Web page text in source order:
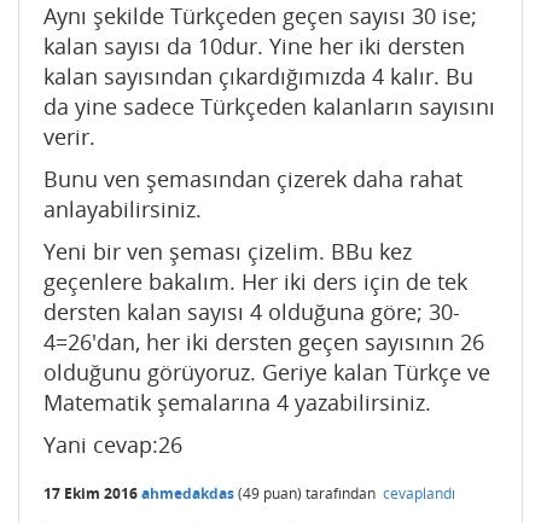
Aynı şekilde Türkçeden geçen sayısı 30 ise;
kalan sayısı da 10dur. Yine her iki dersten
kalan sayısından çıkardığımızda 4 kalır. Bu
da yine sadece Türkçeden kalanların sayısını
verir.
Bunu ven şemasından çizerek daha rahat
anlayabilirsiniz.
Yeni bir ven şeması çizelim. BBu kez
geçenlere bakalım. Her iki ders için de tek
dersten kalan sayısı 4 olduğuna göre; 30-
4=26'dan, her iki dersten geçen sayısının 26
olduğunu görüyoruz. Geriye kalan Türkçe ve
Matematik şemalarına 4 yazabilirsiniz.
Yani cevap:26
17 Ekim 2016ahmedakdas(49 puan) tarafından cevaplandı